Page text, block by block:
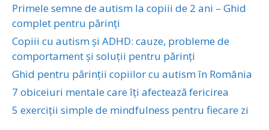
Primele semne de autism la copiii de 2 ani – Ghid
complet pentru părinți
Copiii cu autism și ADHD: cauze, probleme de
comportament și soluții pentru părinți
Ghid pentru părinții copiilor cu autism în România
7 obiceiuri mentale care îți afectează fericirea
5 exerciții simple de mindfulness pentru fiecare zi